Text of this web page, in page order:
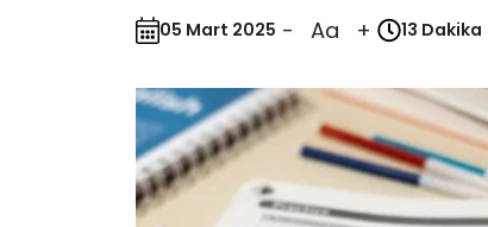
05 Mart 2025 - Aa + 13 Dakika